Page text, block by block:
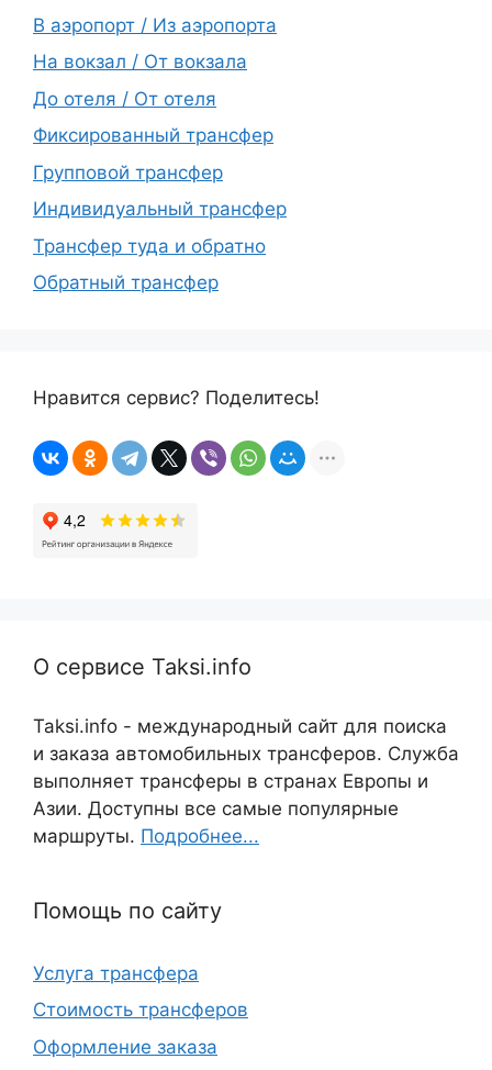
В аэропорт / Из аэропорта
На вокзал / От вокзала
До отеля / От отеля
Фиксированный трансфер
Групповой трансфер
Индивидуальный трансфер
Трансфер туда и обратно
Обратный трансфер
Нравится сервис? Поделитесь!
О сервисе Taksi.info
Taksi.info - международный сайт для поиска
и заказа автомобильных трансферов. Служба
выполняет трансферы в странах Европы и
Азии. Доступны все самые популярные
маршруты. Подробнее...
Помощь по сайту
Услуга трансфера
Стоимость трансферов
Оформление заказа